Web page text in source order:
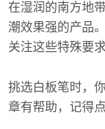
在湿润的南方地
潮效果强的产品
关注这些特殊要
挑选白板笔时，
章有帮助，记得